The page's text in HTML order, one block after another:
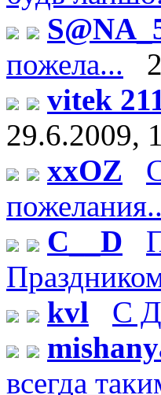
пожела...
vitek
29.6.2009,
xxOZ
C__D
kvl
С
всегда